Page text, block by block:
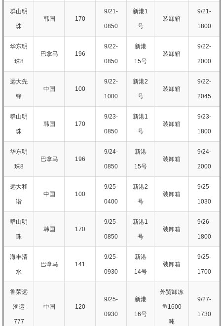
群山明
珠
韩国 170
9/21-
0850
新港1
号
装卸箱
9/21-
1800
华东明
珠8
巴拿马 196
9/22-
0850
新港
15号
装卸箱
9/22-
2000
远大先
锋
中国 100
9/22-
1000
新港2
号
装卸箱
9/22-
2045
群山明
珠
韩国 170
9/23-
0850
新港1
号
装卸箱
9/23-
1800
华东明
珠8
巴拿马 196
9/24-
0850
新港
15号
装卸箱
9/24-
2000
远大和
谐
中国 100
9/25-
0400
新港2
号
装卸箱
9/25-
1030
群山明
珠
韩国 170
9/25-
0850
新港1
号
装卸箱
9/26-
1800
海丰清
水
巴拿马 141
9/25-
0930
新港
14号
装卸箱
9/25-
1700
鲁荣远
渔运
777
中国 120
9/25-
0930
新港
16号
外贸卸冻
鱼1600
吨
9/27-
1730